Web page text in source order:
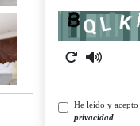
Captcha
He leído y
privacidad